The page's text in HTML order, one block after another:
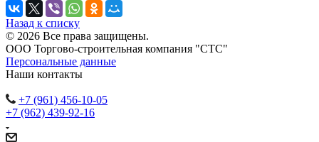
Назад к списку
© 2026 Все права защищены.
ООО Торгово-строительная компания "СТС"
Персональные данные
Наши контакты
+7 (961) 456-10-05
+7 (962) 439-92-16